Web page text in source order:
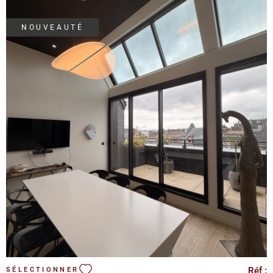
d'agence à la charge du locataire : 20% HT soit 24% TTC
NOUVEAUTÉ
VOIR LE BIEN
SÉLECTIONNER Réf :